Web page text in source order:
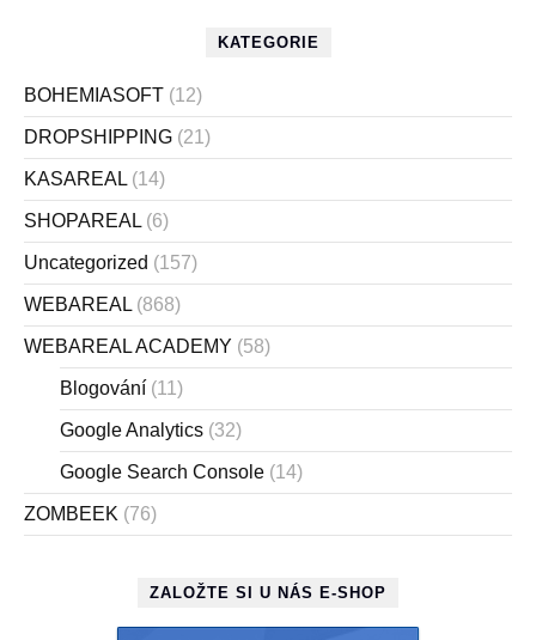
KATEGORIE
BOHEMIASOFT (12)
DROPSHIPPING (21)
KASAREAL (14)
SHOPAREAL (6)
Uncategorized (157)
WEBAREAL (868)
WEBAREAL ACADEMY (58)
Blogování (11)
Google Analytics (32)
Google Search Console (14)
ZOMBEEK (76)
ZALOŽTE SI U NÁS E-SHOP